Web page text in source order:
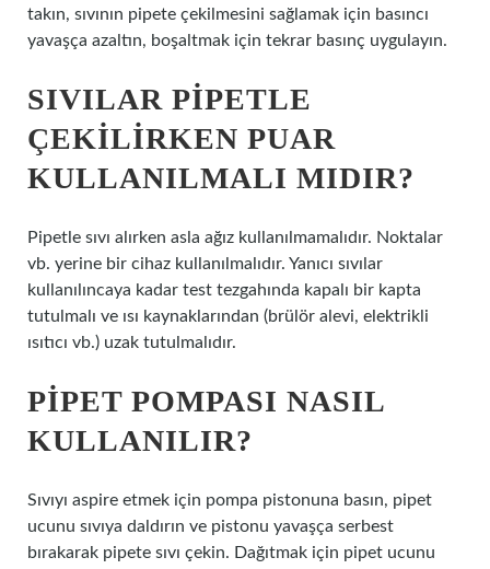
takın, sıvının pipete çekilmesini sağlamak için basıncı
yavaşça azaltın, boşaltmak için tekrar basınç uygulayın.
SIVILAR PIPETLE
ÇEKILIRKEN PUAR
KULLANILMALI MIDIR?
Pipetle sıvı alırken asla ağız kullanılmamalıdır. Noktalar
vb. yerine bir cihaz kullanılmalıdır. Yanıcı sıvılar
kullanılıncaya kadar test tezgahında kapalı bir kapta
tutulmalı ve ısı kaynaklarından (brülör alevi, elektrikli
ısıtıcı vb.) uzak tutulmalıdır.
PIPET POMPASI NASIL
KULLANILIR?
Sıvıyı aspire etmek için pompa pistonuna basın, pipet
ucunu sıvıya daldırın ve pistonu yavaşça serbest
bırakarak pipete sıvı çekin. Dağıtmak için pipet ucunu